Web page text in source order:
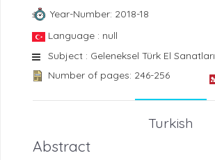
Year-Number: 2018-18
Language : null
Subject : Geleneksel Türk El Sanatları
Number of pages: 246-256
Turkish
Abstract